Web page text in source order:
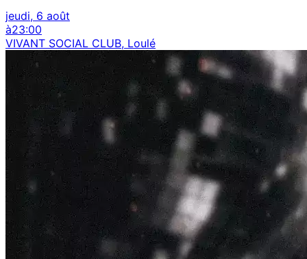
jeudi, 6 août
à23:00
VIVANT SOCIAL CLUB, Loulé